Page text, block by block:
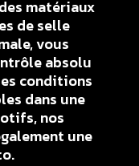
matériaux
de selle
vous
absolu
conditions
dans une
nos
une